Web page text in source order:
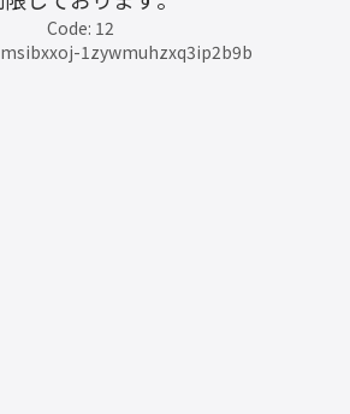
Code: 12
msibxxoj-1zywmuhzxq3ip2b9b